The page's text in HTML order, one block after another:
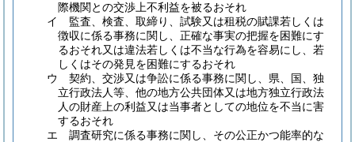
際機関との交渉上不利益を被るおそれ
イ
監査、検査、取締り、試験又は租税の賦課若しくは
徴収に係る事務に関し、正確な事実の把握を困難にす
るおそれ又は違法若しくは不当な行為を容易にし、若
しくはその発見を困難にするおそれ
ウ
契約、交渉又は争訟に係る事務に関し、県、国、独
立行政法人等、他の地方公共団体又は地方独立行政法
人の財産上の利益又は当事者としての地位を不当に害
するおそれ
エ
調査研究に係る事務に関し、その公正かつ能率的な